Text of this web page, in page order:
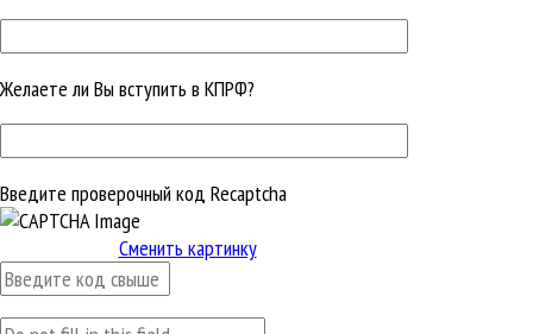
Желаете ли Вы вступить в КПРФ?
Введите проверочный код Recaptcha
Сменить картинку